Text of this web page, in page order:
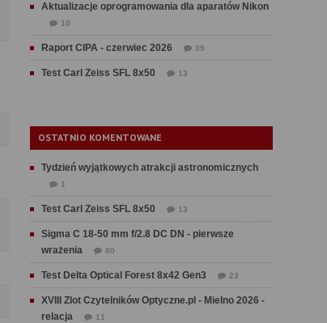
Aktualizacje oprogramowania dla aparatów Nikon
10
Raport CIPA - czerwiec 2026 39
Test Carl Zeiss SFL 8x50 13
OSTATNIO KOMENTOWANE
Tydzień wyjątkowych atrakcji astronomicznych
1
Test Carl Zeiss SFL 8x50 13
Sigma C 18-50 mm f/2.8 DC DN - pierwsze
wrażenia
80
Test Delta Optical Forest 8x42 Gen3 23
XVIII Zlot Czytelników Optyczne.pl - Mielno 2026 -
relacja
11